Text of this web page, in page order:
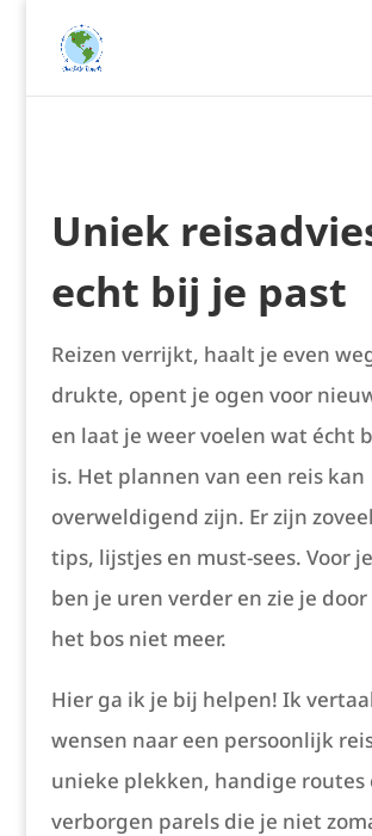
Uniek
echt bij je past
Reizen verrijkt, haalt je even
drukte, opent je ogen voor
en laat je weer voelen wat écht
is. Het plannen van een reis kan
overweldigend zijn. Er zijn
tips, lijstjes en must-sees. Voor
ben je uren verder en zie je
het bos niet meer.
Hier ga ik je bij helpen! Ik
wensen naar een persoonlijk
unieke plekken, handige routes
verborgen parels die je niet